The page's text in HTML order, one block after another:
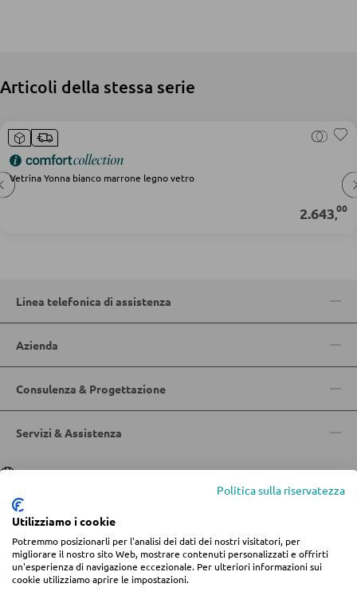
Letti singoli
MATERASSI
SPECCHI
Specchi da parete
Specchi boudoir e da trucco
Specchi da bagno
Articoli della stessa serie
Vetrina Yonna bianco marrone legno vetro
2.643,00
Linea telefonica di assistenza
Azienda
Consulenza & Progettazione
Servizi & Assistenza
LinguaDeutsch|Italiano
© 2026 Centro arredamento Jungmann
* Tutti i prezzi includono l'IVA piùspese di spedizionese non diversamente
indicato.
Politica sulla riservatezza
Utilizziamo i cookie
Potremmo posizionarli per l'analisi dei dati dei nostri visitatori, per
migliorare il nostro sito Web, mostrare contenuti personalizzati e offrirti
un'esperienza di navigazione eccezionale. Per ulteriori informazioni sui
cookie utilizziamo aprire le impostazioni.